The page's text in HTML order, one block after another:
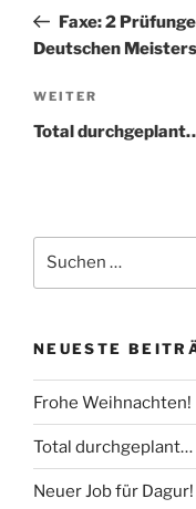
Beitrag
Faxe: 2
Deutschen
Nächster
Beitrag
WEITER
Total
nach:
NEUESTE
Frohe Weihnachten!
Total durchgeplant…
Neuer Job für Dagur!